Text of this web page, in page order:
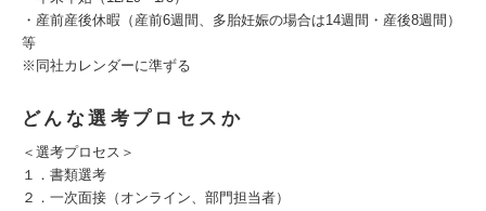
・産前産後休暇（産前6週間、多胎妊娠の場合は14週間・産後8週間）
等
※同社カレンダーに準ずる
どんな選考プロセスか
＜選考プロセス＞
１．書類選考
２．一次面接（オンライン、部門担当者）